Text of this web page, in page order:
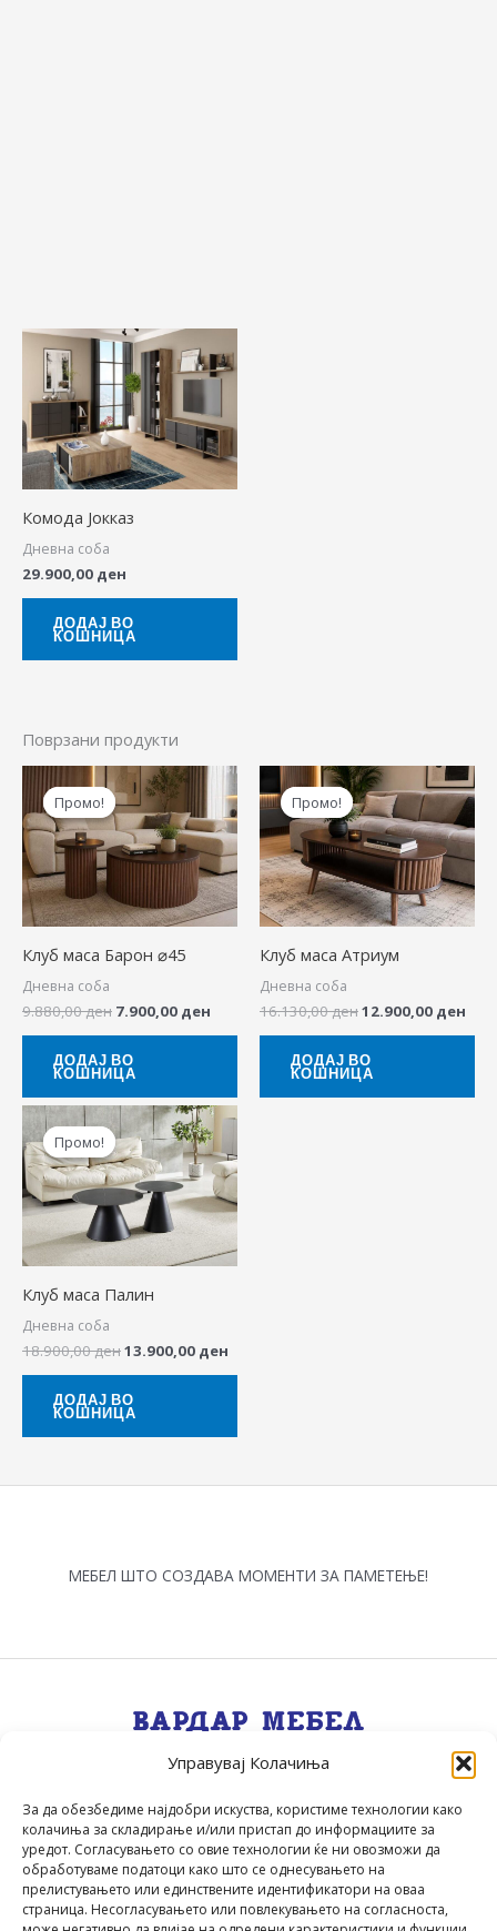
Управувај Колачиња
За да обезбедиме најдобри искуства, користиме технологии како
колачиња за складирање и/или пристап до информациите за
уредот. Согласувањето со овие технологии ќе ни овозможи да
обработуваме податоци како што се однесувањето на
прелистувањето или единствените идентификатори на оваа
страница. Несогласувањето или повлекувањето на согласноста,
Комода Јокказ
Дневна соба
29.900,00 ден
ДОДАЈ ВО
КОШНИЦА
Поврзани продукти
Промо!
Промо!
Клуб маса Барон ⌀45
Дневна соба
9.880,00ден
Original
price
was:
9.880,00 ден.
7.900,00 ден
Current
price
7.900,00 ден.
ДОДАЈ ВО
КОШНИЦА
Промо!
Промо!
Клуб маса Атриум
Дневна соба
16.130,00ден
Original
price
was:
16.130,00 ден.
12.900,00 ден
ДОДАЈ ВО
КОШНИЦА
Промо!
Промо!
Клуб маса Палин
Дневна соба
18.900,00ден
Original
price
was:
18.900,00 ден.
13.900,00 ден
Current
is:
13.900,00 ден.
ДОДАЈ ВО
КОШНИЦА
МЕБЕЛ ШТО СОЗДАВА МОМЕНТИ ЗА ПАМЕТЕЊЕ!
Квалитет, Стил, Селекција, Сервис.